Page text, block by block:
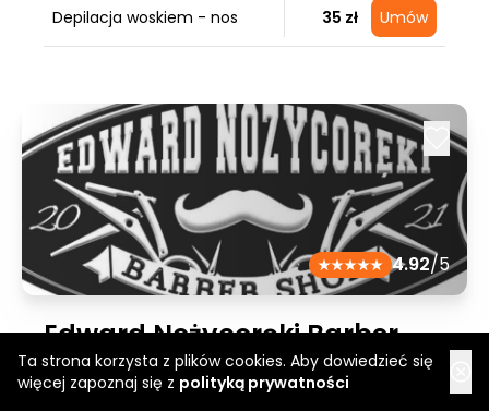
Ta strona korzysta z plików cookies. Aby dowiedzieć się
więcej zapoznaj się z polityką prywatności
Depilacja woskiem - nos 35 zł Umów
4.92/5
Edward Nożycoręki Barber
Shop Strzyżów